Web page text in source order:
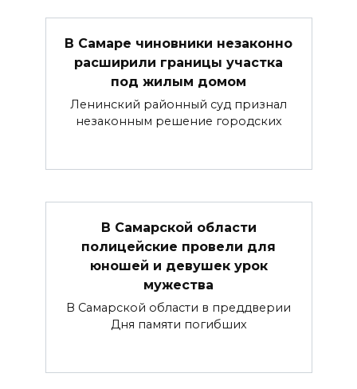
В Самаре чиновники незаконно
расширили границы участка
под жилым домом
Ленинский районный суд признал
незаконным решение городских
В Самарской области
полицейские провели для
юношей и девушек урок
мужества
В Самарской области в преддверии
Дня памяти погибших